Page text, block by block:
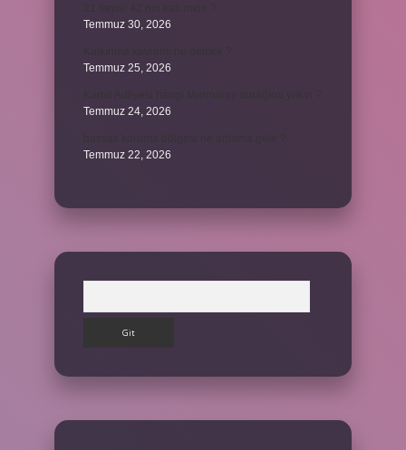
Temmuz 30, 2026
Temmuz 25, 2026
Temmuz 24, 2026
Temmuz 22, 2026